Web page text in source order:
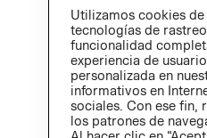
Utilizamos cookies
tecnologías de
funcionalidad
experiencia de
personalizada en
informativos en
sociales. Con ese fin,
los patrones de